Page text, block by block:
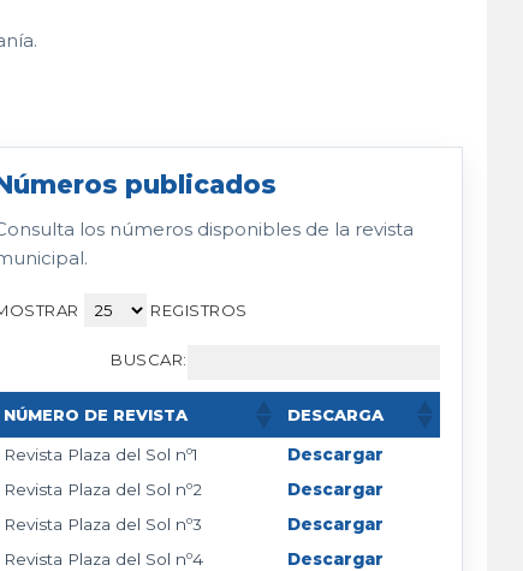
publicados
los números disponibles de la revista
REGISTROS
BUSCAR:
NÚMERO DE REVISTA DESCARGA
Revista Plaza del Sol nº1
Descargar
Revista Plaza del Sol nº2
Descargar
Revista Plaza del Sol nº3
Descargar
Revista Plaza del Sol nº4
Descargar